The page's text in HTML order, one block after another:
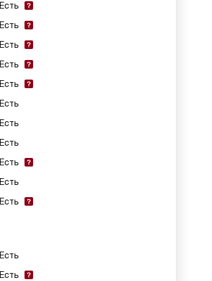
Есть
Есть
Есть
Есть
Есть
Есть
Есть
Есть
Есть
Есть
Есть
Есть
Есть